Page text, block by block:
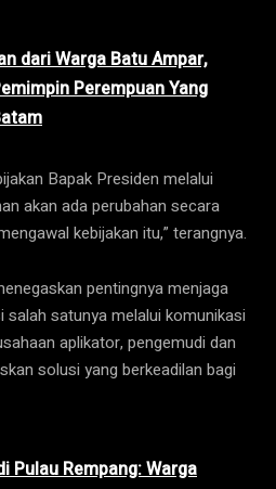
dari Warga Batu Ampar,
Perempuan Yang
Bapak Presiden melalui
akan ada perubahan secara
kebijakan itu,” terangnya.
pentingnya menjaga
satunya melalui komunikasi
aplikator, pengemudi dan
solusi yang berkeadilan bagi
Pulau Rempang: Warga